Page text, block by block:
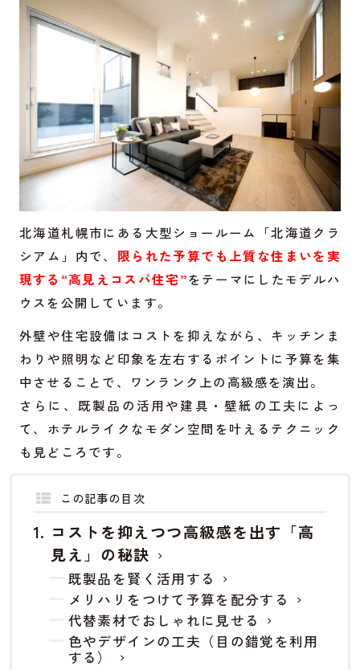
北海道札幌市にある大型ショールーム「北海道クラ
シアム」内で、 限られた予算でも上質な住まいを実
現する“高見えコスパ住宅”をテーマにしたモデルハ
ウスを公開しています。
外壁や住宅設備はコストを抑えながら、キッチンま
わりや照明など印象を左右するポイントに予算を集
中させることで、ワンランク上の高級感を演出。
さらに、既製品の活用や建具・壁紙の工夫によっ
て、ホテルライクなモダン空間を叶えるテクニック
も見どころです。
この記事の目次
コストを抑えつつ高級感を出す「高
見え」の秘訣
既製品を賢く活用する
メリハリをつけて予算を配分する
代替素材でおしゃれに見せる
色やデザインの工夫（目の錯覚を利用
する）